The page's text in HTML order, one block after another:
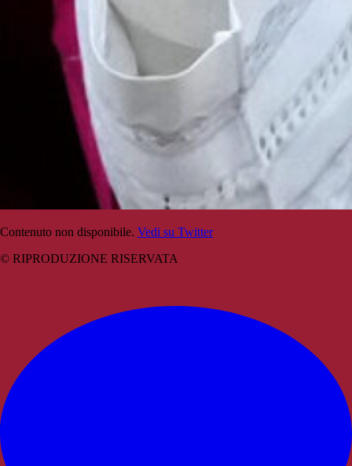
Contenuto non disponibile. Vedi su Twitter
© RIPRODUZIONE RISERVATA